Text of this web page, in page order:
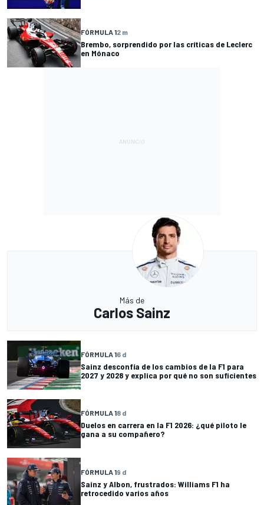
FÓRMULA 12 m
Brembo, sorprendido por las críticas de Leclerc
en Mónaco
Más de
Carlos Sainz
FÓRMULA 16 d
Sainz desconfía de los cambios de la F1 para
2027 y 2028 y explica por qué no son suficientes
FÓRMULA 18 d
Duelos en carrera en la F1 2026: ¿qué piloto le
gana a su compañero?
FÓRMULA 19 d
Sainz y Albon, frustrados: Williams F1 ha
retrocedido varios años